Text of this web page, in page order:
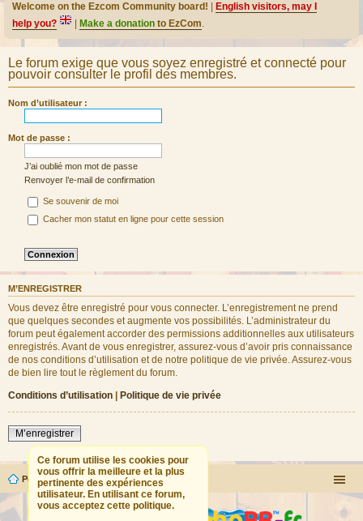
Welcome on the Ezcom Community board!
English visitors, may I
help you?
Make a donation to EzCom.
Le forum exige que vous soyez enregistré et connecté pour
pouvoir consulter le profil des membres.
Nom d’utilisateur :
Mot de passe :
J’ai oublié mon mot de passe
Renvoyer l’e-mail de confirmation
Se souvenir de moi
Cacher mon statut en ligne pour cette session
M’ENREGISTRER
Vous devez être enregistré pour vous connecter. L’enregistrement ne prend
que quelques secondes et augmente vos possibilités. L’administrateur du
forum peut également accorder des permissions additionnelles aux utilisateurs
enregistrés. Avant de vous enregistrer, assurez-vous d’avoir pris connaissance
de nos conditions d’utilisation et de notre politique de vie privée. Assurez-vous
de bien lire tout le règlement du forum.
Conditions d’utilisation | Politique de vie privée
M’enregistrer
Ce forum utilise les cookies pour
vous offrir la meilleure et la plus
pertinente des expériences
utilisateur. En utilisant ce forum,
vous acceptez cette politique.
Portail Forum